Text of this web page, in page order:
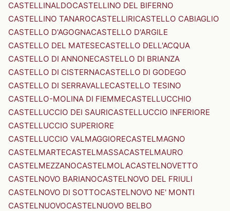
CASTELLINALDOCASTELLINO DEL BIFERNO
CASTELLINO TANAROCASTELLIRICASTELLO CABIAGLIO
CASTELLO D'AGOGNACASTELLO D'ARGILE
CASTELLO DEL MATESECASTELLO DELL'ACQUA
CASTELLO DI ANNONECASTELLO DI BRIANZA
CASTELLO DI CISTERNACASTELLO DI GODEGO
CASTELLO DI SERRAVALLECASTELLO TESINO
CASTELLO-MOLINA DI FIEMMECASTELLUCCHIO
CASTELLUCCIO DEI SAURICASTELLUCCIO INFERIORE
CASTELLUCCIO SUPERIORE
CASTELLUCCIO VALMAGGIORECASTELMAGNO
CASTELMARTECASTELMASSACASTELMAURO
CASTELMEZZANOCASTELMOLACASTELNOVETTO
CASTELNOVO BARIANOCASTELNOVO DEL FRIULI
CASTELNOVO DI SOTTOCASTELNOVO NE' MONTI
CASTELNUOVOCASTELNUOVO BELBO